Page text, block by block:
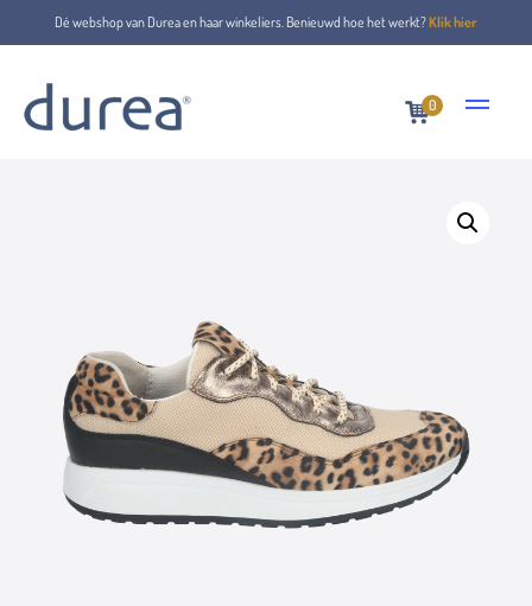
Dé webshop van Durea en haar winkeliers. Benieuwd hoe het werkt?Klik hier
0
Home Schnürschuhe